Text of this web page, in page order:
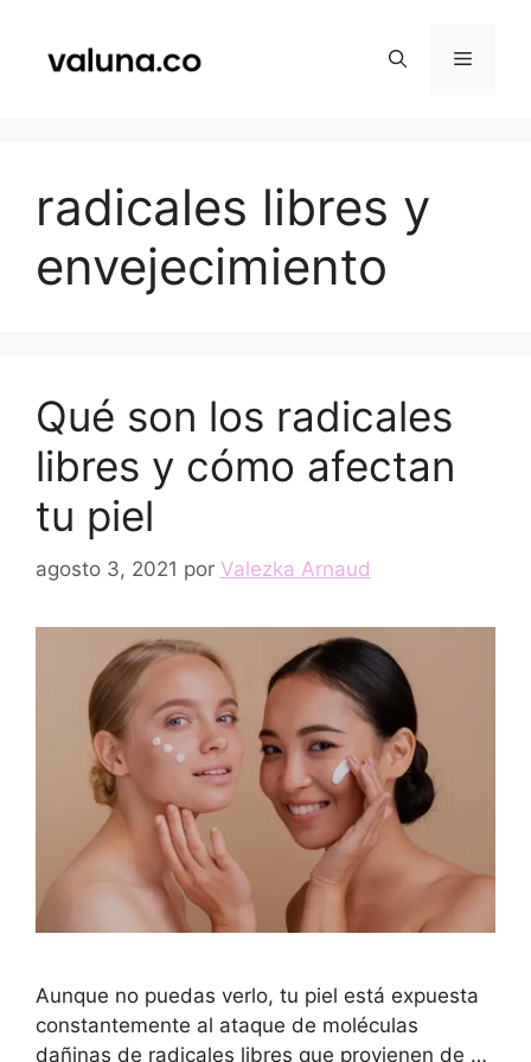
contenido
Menú
radicales libres y
envejecimiento
Qué son los radicales
libres y cómo afectan
tu piel
agosto 3, 2021 por Valezka Arnaud
Aunque no puedas verlo, tu piel está expuesta
constantemente al ataque de moléculas
dañinas de radicales libres que provienen de …